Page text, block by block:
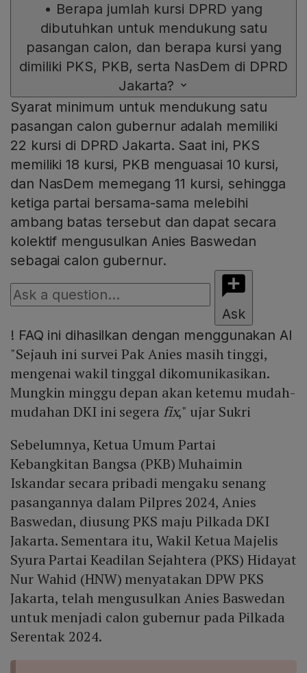
• Berapa jumlah kursi DPRD yang
dibutuhkan untuk mendukung satu
pasangan calon, dan berapa kursi yang
dimiliki PKS, PKB, serta NasDem di DPRD
Jakarta?
Syarat minimum untuk mendukung satu
pasangan calon gubernur adalah memiliki
22 kursi di DPRD Jakarta. Saat ini, PKS
memiliki 18 kursi, PKB menguasai 10 kursi,
dan NasDem memegang 11 kursi, sehingga
ketiga partai bersama-sama melebihi
ambang batas tersebut dan dapat secara
kolektif mengusulkan Anies Baswedan
sebagai calon gubernur.
Ask
! FAQ ini dihasilkan dengan menggunakan AI
"Sejauh ini survei Pak Anies masih tinggi,
mengenai wakil tinggal dikomunikasikan.
Mungkin minggu depan akan ketemu mudah-
mudahan DKI ini segera fix," ujar Sukri
Sebelumnya, Ketua Umum Partai
Kebangkitan Bangsa (PKB) Muhaimin
Iskandar secara pribadi mengaku senang
pasangannya dalam Pilpres 2024, Anies
Baswedan, diusung PKS maju Pilkada DKI
Jakarta. Sementara itu, Wakil Ketua Majelis
Syura Partai Keadilan Sejahtera (PKS) Hidayat
Nur Wahid (HNW) menyatakan DPW PKS
Jakarta, telah mengusulkan Anies Baswedan
untuk menjadi calon gubernur pada Pilkada
Serentak 2024.